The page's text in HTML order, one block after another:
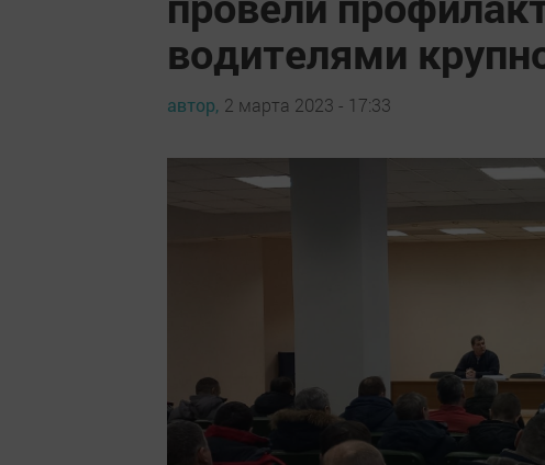
водителями
автор, 2 марта 2023 - 17:33